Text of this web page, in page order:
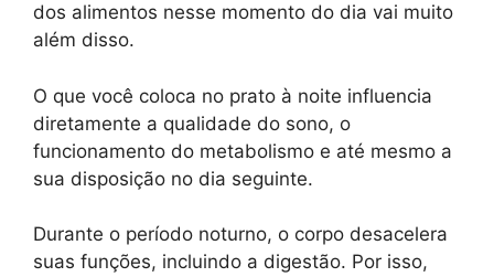
dos alimentos nesse momento do dia vai muito
além disso.
O que você coloca no prato à noite influencia
diretamente a qualidade do sono, o
funcionamento do metabolismo e até mesmo a
sua disposição no dia seguinte.
Durante o período noturno, o corpo desacelera
suas funções, incluindo a digestão. Por isso,